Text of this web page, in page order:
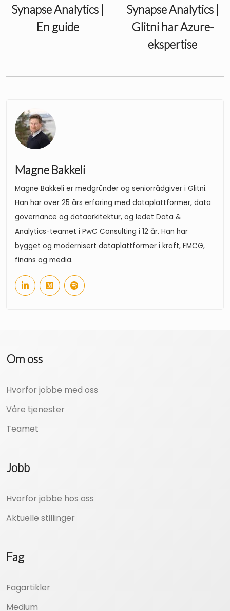
Synapse Analytics |
En guide
Synapse Analytics |
Glitni har Azure-
ekspertise
Magne Bakkeli
Magne Bakkeli er medgründer og seniorrådgiver i Glitni.
Han har over 25 års erfaring med dataplattformer, data
governance og dataarkitektur, og ledet Data &
Analytics-teamet i PwC Consulting i 12 år. Han har
bygget og modernisert dataplattformer i kraft, FMCG,
finans og media.
Om oss
Hvorfor jobbe med oss
Våre tjenester
Teamet
Jobb
Hvorfor jobbe hos oss
Aktuelle stillinger
Fag
Fagartikler
Medium